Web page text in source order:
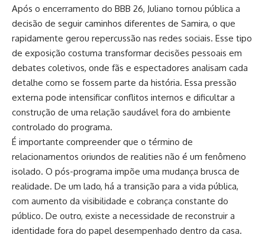
Após o encerramento do BBB 26, Juliano tornou pública a
decisão de seguir caminhos diferentes de Samira, o que
rapidamente gerou repercussão nas redes sociais. Esse tipo
de exposição costuma transformar decisões pessoais em
debates coletivos, onde fãs e espectadores analisam cada
detalhe como se fossem parte da história. Essa pressão
externa pode intensificar conflitos internos e dificultar a
construção de uma relação saudável fora do ambiente
controlado do programa.
É importante compreender que o término de
relacionamentos oriundos de realities não é um fenômeno
isolado. O pós-programa impõe uma mudança brusca de
realidade. De um lado, há a transição para a vida pública,
com aumento da visibilidade e cobrança constante do
público. De outro, existe a necessidade de reconstruir a
identidade fora do papel desempenhado dentro da casa.